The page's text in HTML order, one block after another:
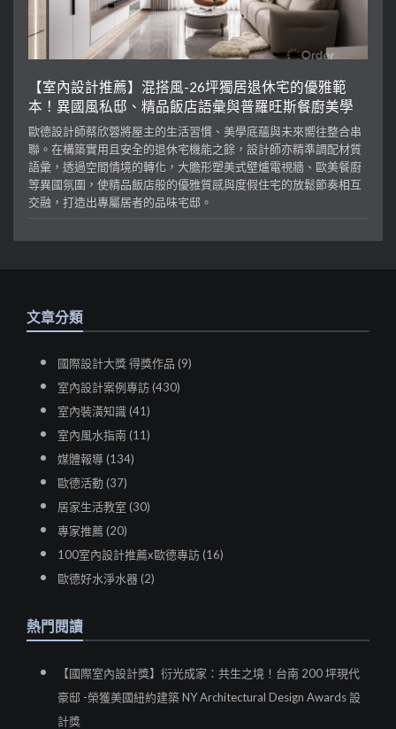
【室內設計推薦】混搭風-26坪獨居退休宅的優雅範
本！異國風私邸、精品飯店語彙與普羅旺斯餐廚美學
歐德設計師蔡欣蓉將屋主的生活習慣、美學底蘊與未來嚮往整合串
聯。在構築實用且安全的退休宅機能之餘，設計師亦精準調配材質
語彙，透過空間情境的轉化，大膽形塑美式壁爐電視牆、歐美餐廚
等異國氛圍，使精品飯店般的優雅質感與度假住宅的放鬆節奏相互
交融，打造出專屬居者的品味宅邸。
文章分類
國際設計大獎 得獎作品 (9)
室內設計案例專訪 (430)
室內裝潢知識 (41)
室內風水指南 (11)
媒體報導 (134)
歐德活動 (37)
居家生活教室 (30)
專家推薦 (20)
100室內設計推薦x歐德專訪 (16)
歐德好水淨水器 (2)
熱門閱讀
【國際室內設計獎】衍光成家：共生之境！台南 200 坪現代
豪邸 -榮獲美國紐約建築 NY Architectural Design Awards 設
計獎